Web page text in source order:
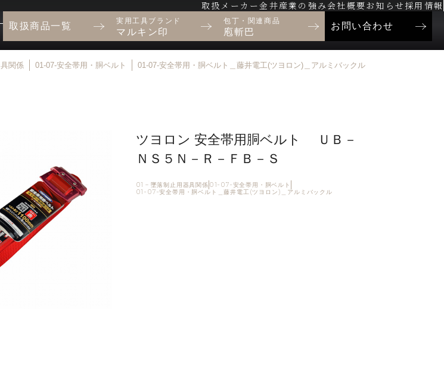
取扱メーカー金井産業の強み 会社概要お知らせ 採用情報
取扱商品一覧 実用工具ブランド
マルキン印
包丁・関連商品
庖斬巴
お問い合わせ
関係 01-07-安全帯用・胴ベルト 01-07-安全帯用・胴ベルト＿藤井電工(ツヨロン)＿アルミバックル
ツヨロン 安全帯用胴ベルト ＵＢ－
ＮＳ５Ｎ－Ｒ－ＦＢ－Ｓ
01 – 墜落制止用器具関係 01-07-安全帯用・胴ベルト
01-07-安全帯用・胴ベルト＿藤井電工(ツヨロン)＿アルミバックル